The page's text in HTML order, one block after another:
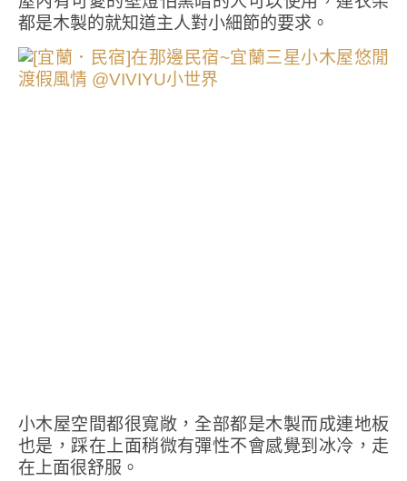
都是木製的就知道主人對小細節的要求。
小木屋空間都很寬敞，全部都是木製而成連地板
也是，踩在上面稍微有彈性不會感覺到冰冷，走
在上面很舒服。